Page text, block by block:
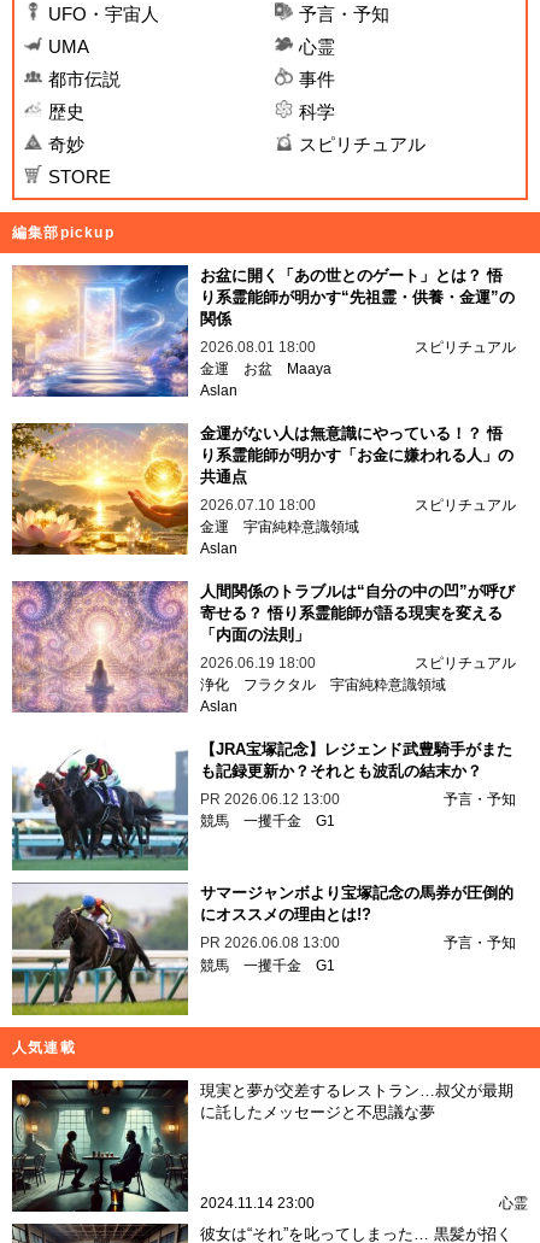
UFO・宇宙人
予言・予知
UMA
心霊
都市伝説
事件
歴史
科学
奇妙
スピリチュアル
STORE
編集部pickup
お盆に開く「あの世とのゲート」とは？ 悟
り系霊能師が明かす“先祖霊・供養・金運”の
関係
2026.08.01 18:00
スピリチュアル
金運
お盆
Maaya
Aslan
金運がない人は無意識にやっている！？ 悟
り系霊能師が明かす「お金に嫌われる人」の
共通点
2026.07.10 18:00
スピリチュアル
金運 宇宙純粋意識領域
Aslan
人間関係のトラブルは“自分の中の凹”が呼び
寄せる？ 悟り系霊能師が語る現実を変える
「内面の法則」
2026.06.19 18:00
スピリチュアル
浄化
フラクタル 宇宙純粋意識領域
Aslan
【JRA宝塚記念】レジェンド武豊騎手がまた
も記録更新か？それとも波乱の結末か？
PR 2026.06.12 13:00
予言・予知
競馬 一攫千金 G1
サマージャンボより宝塚記念の馬券が圧倒的
にオススメの理由とは!?
PR 2026.06.08 13:00
予言・予知
競馬 一攫千金 G1
人気連載
現実と夢が交差するレストラン…叔父が最期
に託したメッセージと不思議な夢
2024.11.14 23:00 心霊
彼女は“それ”を叱ってしまった… 黒髪が招く